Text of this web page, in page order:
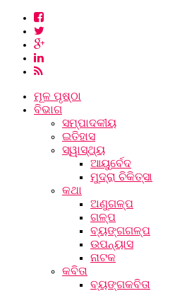
ମୂଳ ପୃଷ୍ଠା
ବିଭାଗ
ସମ୍ପାଦକୀୟ
ଇତିହାସ
ସ୍ୱାସ୍ଥ୍ୟ
ଆୟୁର୍ବେଦ
ମୁଦ୍ରା ଚିକିତ୍ସା
କଥା
ଅଣୁଗଳ୍ପ
ଗଳ୍ପ
ବ୍ୟଙ୍ଗଗଳ୍ପ
ଉପନ୍ୟାସ
ନାଟକ
କବିତା
ବ୍ୟଙ୍ଗକବିତା